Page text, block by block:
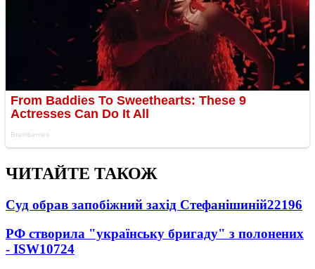
ЧИТАЙТЕ ТАКОЖ
Суд обрав запобіжний захід Стефанішиній22196
РФ створила "українську бригаду" з полонених
- ISW10724